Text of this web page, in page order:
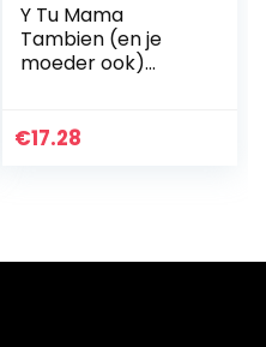
Y Tu Mama
Tambien (en je
moeder ook)
Vintage Wall Film
€17.28